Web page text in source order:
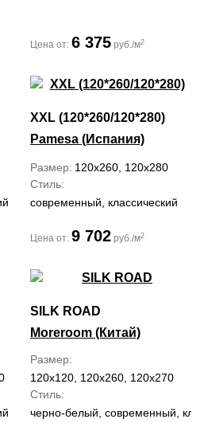
Цена от: 6 375 руб./м2
XXL (120*260/120*280)
Pamesa (Испания)
Размер 120x260, 120x280
Стиль
современный, классический
Цена от: 9 702 руб./м2
SILK ROAD
Moreroom (Китай)
Размер
120x120, 120x260, 120x270
Стиль
черно-белый, современный,